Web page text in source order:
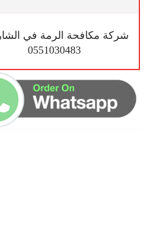
شركة مكافحة الرمة في
0551030483